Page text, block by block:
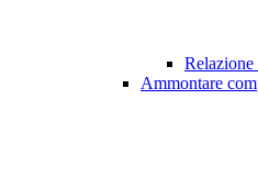
Relazione
Ammontare